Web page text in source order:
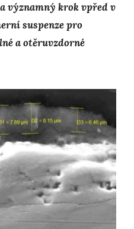
významný krok vpřed v
suspenze pro
a otěruvzdorné